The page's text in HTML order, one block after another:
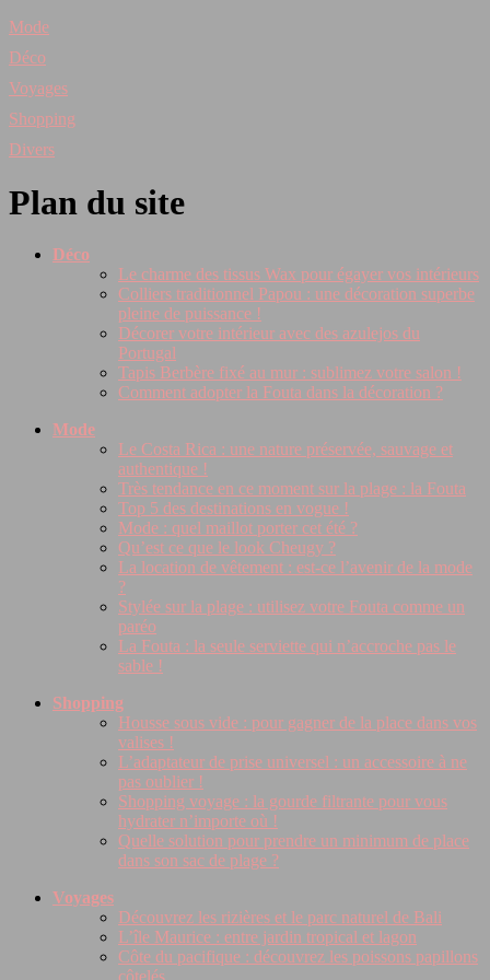
Mode
Déco
Voyages
Shopping
Divers
Plan du site
Déco
Le charme des tissus Wax pour égayer vos intérieurs
Colliers traditionnel Papou : une décoration superbe
pleine de puissance !
Décorer votre intérieur avec des azulejos du
Portugal
Tapis Berbère fixé au mur : sublimez votre salon !
Comment adopter la Fouta dans la décoration ?
Mode
Le Costa Rica : une nature préservée, sauvage et
authentique !
Très tendance en ce moment sur la plage : la Fouta
Top 5 des destinations en vogue !
Mode : quel maillot porter cet été ?
Qu’est ce que le look Cheugy ?
La location de vêtement : est-ce l’avenir de la mode
?
Stylée sur la plage : utilisez votre Fouta comme un
paréo
La Fouta : la seule serviette qui n’accroche pas le
sable !
Shopping
Housse sous vide : pour gagner de la place dans vos
valises !
L’adaptateur de prise universel : un accessoire à ne
pas oublier !
Shopping voyage : la gourde filtrante pour vous
hydrater n’importe où !
Quelle solution pour prendre un minimum de place
dans son sac de plage ?
Voyages
Découvrez les rizières et le parc naturel de Bali
L’île Maurice : entre jardin tropical et lagon
Côte du pacifique : découvrez les poissons papillons